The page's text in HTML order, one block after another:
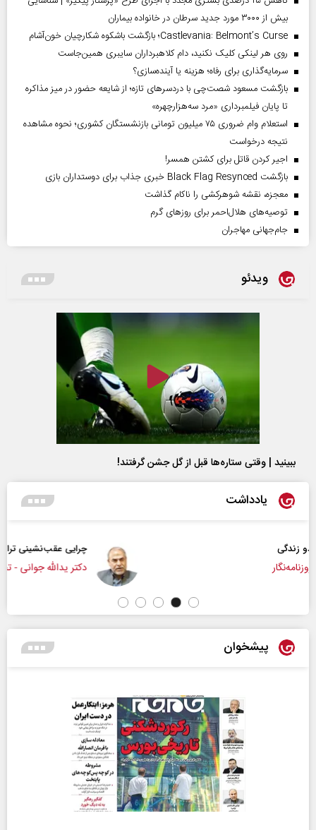
بیش از ۳۰۰۰ مورد جدید سرطان در خانواده بیماران
Castlevania: Belmont’s Curse؛ بازگشت باشکوه شکارچیان خون‌آشام
روی هر لینکی کلیک نکنید، دام کلاهبرداران سایبری همین‌جاست
سرمایه‌گذاری برای رفاه؛ هزینه یا آینده‌سازی؟
بازگشت مسعود شصت‌چی با دردسر‌های تازه؛ از شایعه حضور در میز مذاکره
تا پایان فیلمبرداری «مرد سه‌هزارچهره»
استعلام وام ضروری ۷۵ میلیون تومانی بازنشستگان کشوری؛ نحوه مشاهده
نتیجه درخواست
اجیر کردن قاتل برای کشتن همسر!
بازگشت Black Flag Resynced خبری جذاب برای دوستداران بازی
معجزه، نقشه شوهرکشی را ناکام گذاشت
توصیه‌های هلال‌احمر برای روز‌های گرم
جام‌جهانی مهاجران
ویدئو
ببینید | وقتی ستاره‌ها قبل از گل جشن گرفتند!
یادداشت
چرایی عقب‌نشینی ترامپ؟
دکتر یدالله جوانی - تحلیلگر مسائل سیاسی
پیشخوان